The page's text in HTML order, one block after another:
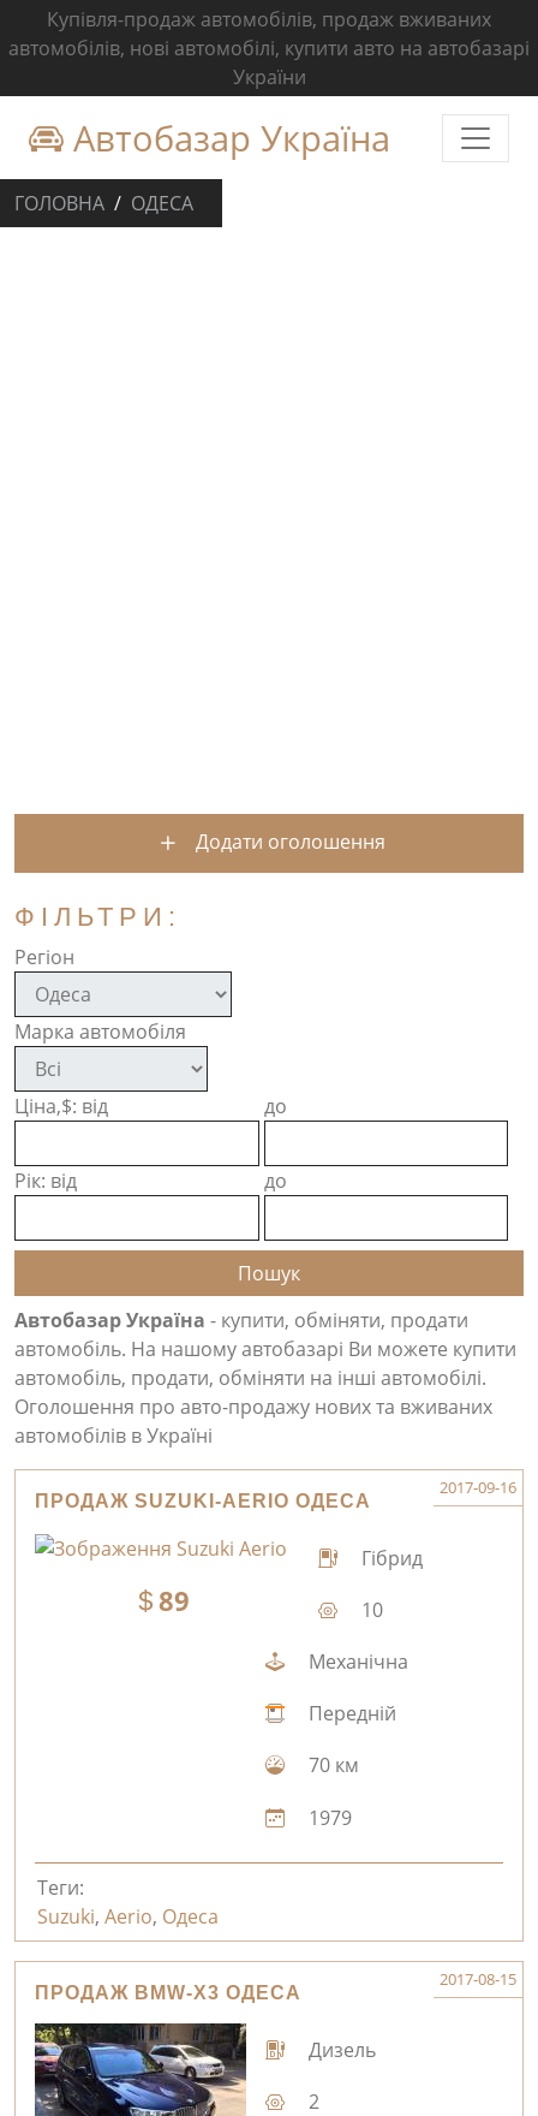
Купівля-продаж автомобілів, продаж вживаних
автомобілів, нові автомобілі, купити авто на автобазарі
України
Автобазар Україна
ГОЛОВНА ОДЕСА
Додати оголошення
ФІЛЬТРИ:
Регіон
Марка автомобіля
Ціна,$: від до
Рік: від до
Автобазар Україна - купити, обміняти, продати
автомобіль. На нашому автобазарі Ви можете купити
автомобіль, продати, обміняти на інші автомобілі.
Оголошення про авто-продажу нових та вживаних
автомобілів в Україні
ПРОДАЖ SUZUKI-AERIO ОДЕСА
2017-09-16
89
Гібрид
10
Механічна
Передній
70 км
1979
Теги:
Suzuki, Aerio, Одеса
ПРОДАЖ BMW-X3 ОДЕСА
2017-08-15
Дизель
2